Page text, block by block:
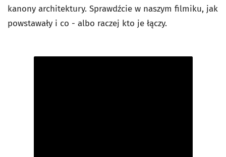
kanony architektury. Sprawdźcie w naszym filmiku, jak
powstawały i co - albo raczej kto je łączy.